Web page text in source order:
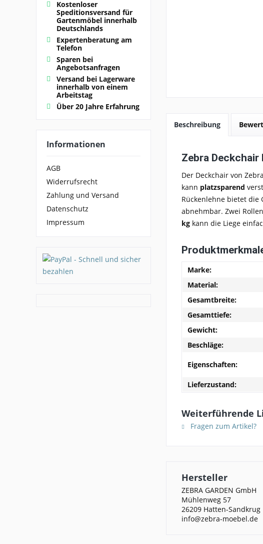
Kostenloser
Speditionsversand für
Gartenmöbel innerhalb
Deutschlands
Expertenberatung am
Telefon
Sparen bei
Angebotsanfragen
Versand bei Lagerware
innerhalb von einem
Arbeitstag
Über 20 Jahre Erfahrung
Informationen
AGB
Widerrufsrecht
Zahlung und Versand
Datenschutz
Impressum
Beschreibung
Zebra Deckchair
Der Deckchair von Zebra
kann platzsparend
Rückenlehne bietet die
abnehmbar. Zwei
kg kann die Liege
Marke:
Material:
Gesamtbreite:
Gesamttiefe:
Gewicht:
Beschläge:
Eigenschaften:
Lieferzustand:
Weiterführende
Fragen zum Artikel?
Hersteller
ZEBRA GARDEN GmbH
Mühlenweg 57
26209 Hatten-Sandkrug
info@zebra-moebel.de